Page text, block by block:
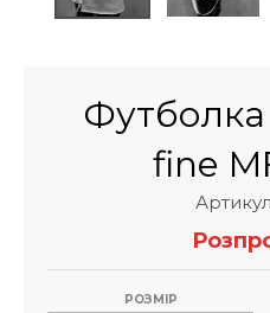
fine
РОЗМІР